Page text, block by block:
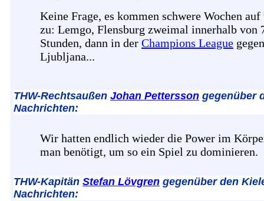
Keine Frage, es kommen schwere Wochen auf
zu: Lemgo, Flensburg zweimal innerhalb von
Stunden, dann in der Champions League gegen
Ljubljana...
THW-Rechtsaußen Johan Pettersson gegenüber
Nachrichten:
Wir hatten endlich wieder die Power im
man benötigt, um so ein Spiel zu dominieren.
THW-Kapitän Stefan Lövgren gegenüber den
Nachrichten: